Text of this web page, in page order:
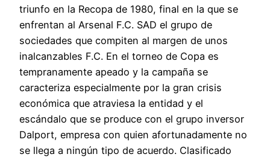
triunfo en la Recopa de 1980, final en la que se
enfrentan al Arsenal F.C. SAD el grupo de
sociedades que compiten al margen de unos
inalcanzables F.C. En el torneo de Copa es
tempranamente apeado y la campaña se
caracteriza especialmente por la gran crisis
económica que atraviesa la entidad y el
escándalo que se produce con el grupo inversor
Dalport, empresa con quien afortunadamente no
se llega a ningún tipo de acuerdo. Clasificado